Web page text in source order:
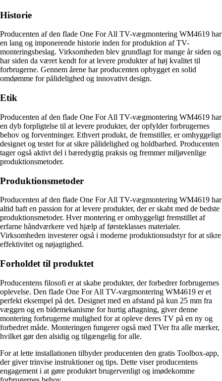
Historie
Producenten af den flade One For All TV-vægmontering WM4619 har
en lang og imponerende historie inden for produktion af TV-
monteringsbeslag. Virksomheden blev grundlagt for mange år siden og
har siden da været kendt for at levere produkter af høj kvalitet til
forbrugerne. Gennem årene har producenten opbygget en solid
omdømme for pålidelighed og innovativt design.
Etik
Producenten af ​​den flade One For All TV-vægmontering WM4619 har
en dyb forpligtelse til at levere produkter, der opfylder forbrugernes
behov og forventninger. Ethvert produkt, de fremstiller, er omhyggeligt
designet og testet for at sikre pålidelighed og holdbarhed. Producenten
tager også aktivt del i bæredygtig praksis og fremmer miljøvenlige
produktionsmetoder.
Produktionsmetoder
Producenten af ​​den flade One For All TV-vægmontering WM4619 har
altid haft en passion for at levere produkter, der er skabt med de bedste
produktionsmetoder. Hver montering er omhyggeligt fremstillet af
erfarne håndværkere ved hjælp af førsteklasses materialer.
Virksomheden investerer også i moderne produktionsudstyr for at sikre
effektivitet og nøjagtighed.
Forholdet til produktet
Producentens filosofi er at skabe produkter, der forbedrer forbrugernes
oplevelse. Den flade One For All TV-vægmontering WM4619 er et
perfekt eksempel på det. Designet med en afstand på kun 25 mm fra
væggen og en bidemekanisme for hurtig aftagning, giver denne
montering forbrugerne mulighed for at opleve deres TV på en ny og
forbedret måde. Monteringen fungerer også med TVer fra alle mærker,
hvilket gør den alsidig og tilgængelig for alle.
For at lette installationen tilbyder producenten den gratis Toolbox-app,
der giver trinvise instruktioner og tips. Dette viser producentens
engagement i at gøre produktet brugervenligt og imødekomme